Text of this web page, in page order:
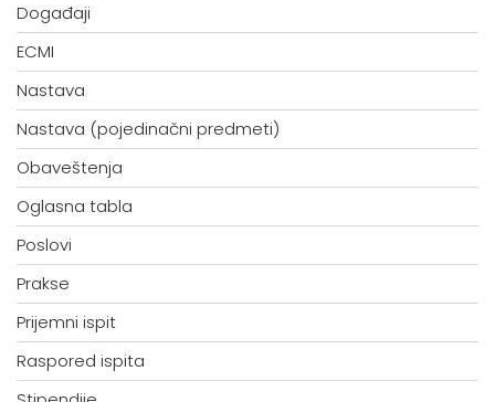
Događaji
ECMI
Nastava
Nastava (pojedinačni predmeti)
Obaveštenja
Oglasna tabla
Poslovi
Prakse
Prijemni ispit
Raspored ispita